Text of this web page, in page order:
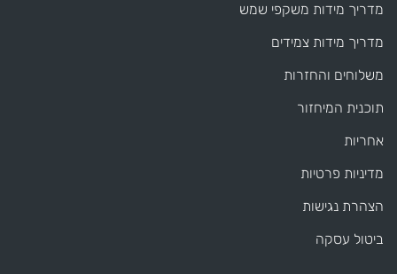
מדריך מידות משקפי שמש
מדריך מידות צמידים
משלוחים והחזרות
תוכנית המיחזור
אחריות
מדיניות פרטיות
הצהרת נגישות
ביטול עסקה